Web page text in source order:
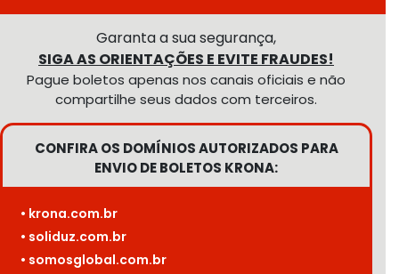
Garanta a sua segurança,
SIGA AS ORIENTAÇÕES E EVITE FRAUDES!
Pague boletos apenas nos canais oficiais e não
compartilhe seus dados com terceiros.
CONFIRA OS DOMÍNIOS AUTORIZADOS PARA
ENVIO DE BOLETOS KRONA:
• krona.com.br
• soliduz.com.br
• somosglobal.com.br